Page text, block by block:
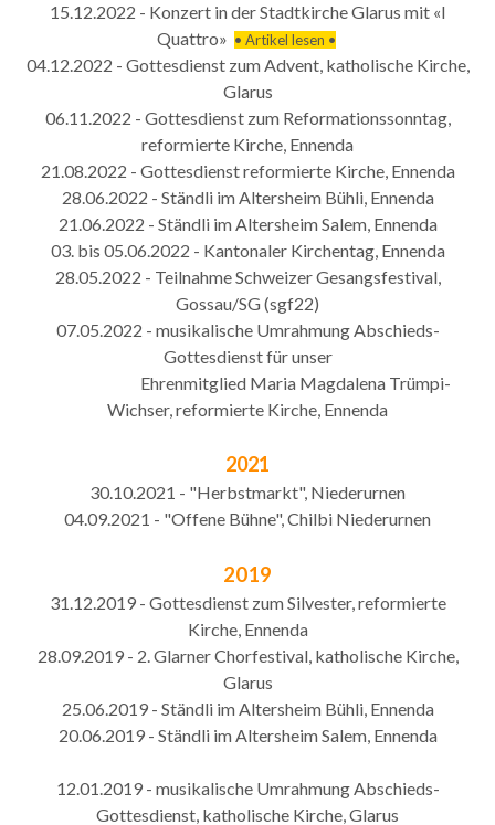
15.12.2022 - Konzert in der Stadtkirche Glarus mit «I
Quattro» • Artikel lesen •
04.12.2022 - Gottesdienst zum Advent, katholische Kirche,
Glarus
06.11.2022 - Gottesdienst zum Reformationssonntag,
reformierte Kirche, Ennenda
21.08.2022 - Gottesdienst reformierte Kirche, Ennenda
28.06.2022 - Ständli im Altersheim Bühli, Ennenda
21.06.2022 - Ständli im Altersheim Salem, Ennenda
03. bis 05.06.2022 - Kantonaler Kirchentag, Ennenda
28.05.2022 - Teilnahme Schweizer Gesangsfestival,
Gossau/SG (sgf22)
07.05.2022 - musikalische Umrahmung Abschieds-
Gottesdienst für unser
Ehrenmitglied Maria Magdalena Trümpi-
Wichser, reformierte Kirche, Ennenda
2021
30.10.2021 - "Herbstmarkt", Niederurnen
04.09.2021 - "Offene Bühne", Chilbi Niederurnen
2019
31.12.2019 - Gottesdienst zum Silvester, reformierte
Kirche, Ennenda
28.09.2019 - 2. Glarner Chorfestival, katholische Kirche,
Glarus
25.06.2019 - Ständli im Altersheim Bühli, Ennenda
20.06.2019 - Ständli im Altersheim Salem, Ennenda
12.01.2019 - musikalische Umrahmung Abschieds-
Gottesdienst, katholische Kirche, Glarus